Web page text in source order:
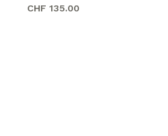
Regulärer Preis:
CHF 135.00